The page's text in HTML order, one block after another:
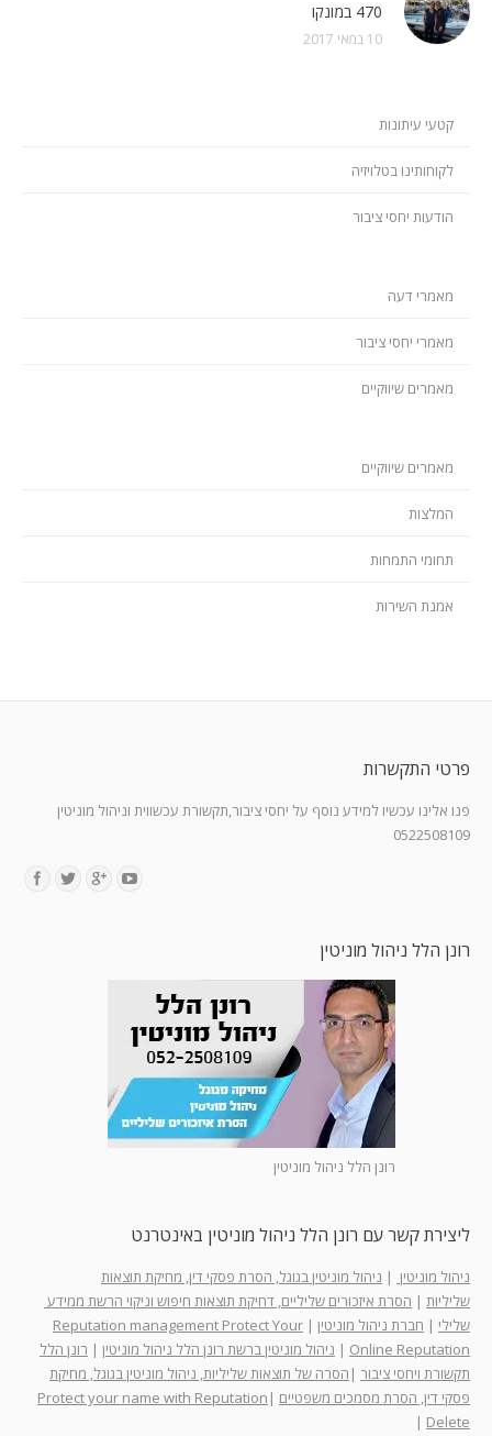
470 במונקו
10 במאי 2017
קטעי עיתונות
לקוחותינו בטלויזיה
הודעות יחסי ציבור
מאמרי דעה
מאמרי יחסי ציבור
מאמרים שיווקיים
מאמרים שיווקיים
המלצות
תחומי התמחות
אמנת השירות
פרטי התקשרות
פנו אלינו עכשיו למידע נוסף על יחסי ציבור,תקשורת עכשווית וניהול מוניטין
0522508109
רונן הלל ניהול מוניטין
רונן הלל ניהול מוניטין
ליצירת קשר עם רונן הלל ניהול מוניטין באינטרנט
ניהול מוניטין | ניהול מוניטין בגוגל, הסרת פסקי דין, מחיקת תוצאות
שליליות | הסרת איזכורים שליליים, דחיקת תוצאות חיפוש וניקוי הרשת ממידע
שלילי | חברת ניהול מוניטין |
Reputation management Protect Your
Online Reputation
| ניהול מוניטין ברשת רונן הלל ניהול מוניטין | רונן הלל
תקשורת ויחסי ציבור | הסרה של תוצאות שליליות, ניהול מוניטין בגוגל, מחיקת
פסקי דין, הסרת מסמכים משפטיים |
Protect your name with Reputation
Delete
|